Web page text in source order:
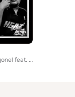
Bombom And Daveyonel feat. TIGA.